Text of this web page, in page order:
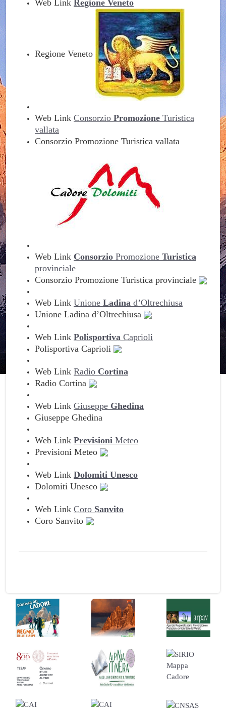
Web Link Regione Veneto
Regione Veneto
Web Link Consorzio Promozione Turistica
vallata
Consorzio Promozione Turistica vallata
Web Link Consorzio Promozione Turistica
provinciale
Consorzio Promozione Turistica provinciale
Web Link Unione Ladina d’Oltrechiusa
Unione Ladina d’Oltrechiusa
Web Link Polisportiva Caprioli
Polisportiva Caprioli
Web Link Radio Cortina
Radio Cortina
Web Link Giuseppe Ghedina
Giuseppe Ghedina
Web Link Previsioni Meteo
Previsioni Meteo
Web Link Dolomiti Unesco
Dolomiti Unesco
Web Link Coro Sanvito
Coro Sanvito